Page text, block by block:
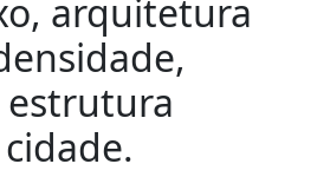
arquitetura
estrutura